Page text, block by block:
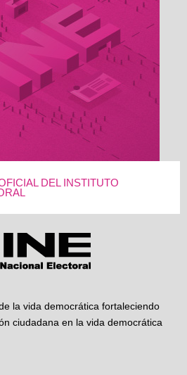
DEL INSTITUTO
la vida democrática fortaleciendo
ciudadana en la vida democrática